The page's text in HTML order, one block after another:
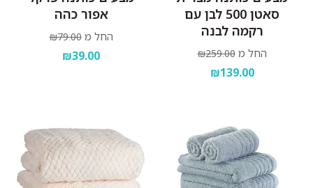
סאטן 500 לבן עם
רקמה לבנה
החל מ ₪259.00
₪139.00
אפור כהה
החל מ ₪79.00
₪39.00